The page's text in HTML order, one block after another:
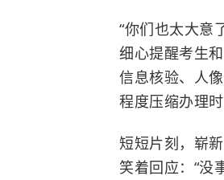
“你们也太大意
细心提醒考生
信息核验、人
程度压缩办理
短短片刻，崭
笑着回应：“没